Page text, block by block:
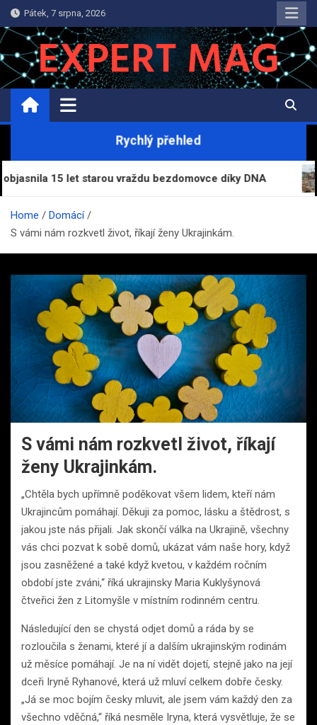
Skip
to
content
Pátek, 7 srpna, 2026
ExpertMag.cz
Magazín informací a zpravodajství
Rychlý přehled
vraždu bezdomovce díky DNA Stavebnictví v
Home
Domácí
S vámi nám rozkvetl život, říkají ženy Ukrajinkám.
S vámi nám rozkvetl život, říkají
ženy Ukrajinkám.
„Chtěla bych upřímně poděkovat všem lidem, kteří nám
Ukrajincům pomáhají. Děkuji za pomoc, lásku a štědrost, s
jakou jste nás přijali. Jak skončí válka na Ukrajině, všechny
vás chci pozvat k sobě domů, ukázat vám naše hory, když
jsou zasněžené a také když kvetou, v každém ročním
období jste zváni,“ říká ukrajinsky Maria Kuklyšynová
čtveřici žen z Litomyšle v místním rodinném centru.
Následující den se chystá odjet domů a ráda by se
rozloučila s ženami, které jí a dalším ukrajinským rodinám
už měsíce pomáhají. Je na ní vidět dojetí, stejně jako na její
dceři Iryně Ryhanové, která už mluví celkem dobře česky.
„Já se moc bojím česky mluvit, ale jsem vám každý den za
všechno vděčná,“ říká nesměle Iryna, která vysvětluje, že se